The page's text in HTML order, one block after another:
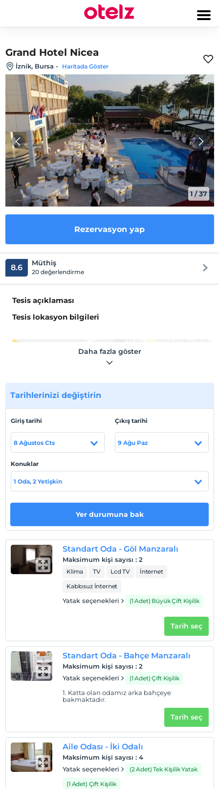
Grand Hotel Nicea
İznik, Bursa - Haritada Göster
1 /37
Rezervasyon yap
8.6 Müthiş
20 değerlendirme
Tesis açıklaması
Tesis lokasyon bilgileri
Otel koşulları
Check/in
En erken saat 14:00 ve sonrası
Check/out
En geç saat 12:00 ve öncesi
Evcil hayvan kabul edilmemektedir.
Sigara
Odalarda sigara içilmez
Çocuklar
2 yaşına kadar olan bebekler ücretsizdir.
Her bir oda için 3 yaşına kadar 1 çocuk ücretsizdir
Daha fazla göster
Tarihlerinizi değiştirin
Giriş tarihi
8 Ağustos Cts
Çıkış tarihi
9 Ağu Paz
Konuklar
1 Oda, 2 Yetişkin
Yer durumuna bak
Standart Oda - Göl Manzaralı
Maksimum kişi sayısı : 2
Klima TV Lcd TV
İnternet
Kablosuz İnternet
Yatak seçenekleri (1 Adet) Büyük Çift Kişilik
Tarih seç
Standart Oda - Bahçe Manzaralı
Maksimum kişi sayısı : 2
Yatak seçenekleri
(1 Adet) Çift Kişilik
1. Katta olan odamız arka bahçeye
bakmaktadır.
Tarih seç
Aile Odası - İki Odalı
Maksimum kişi sayısı : 4
Yatak seçenekleri
(2 Adet) Tek Kişilik Yatak
(1 Adet) Çift Kişilik